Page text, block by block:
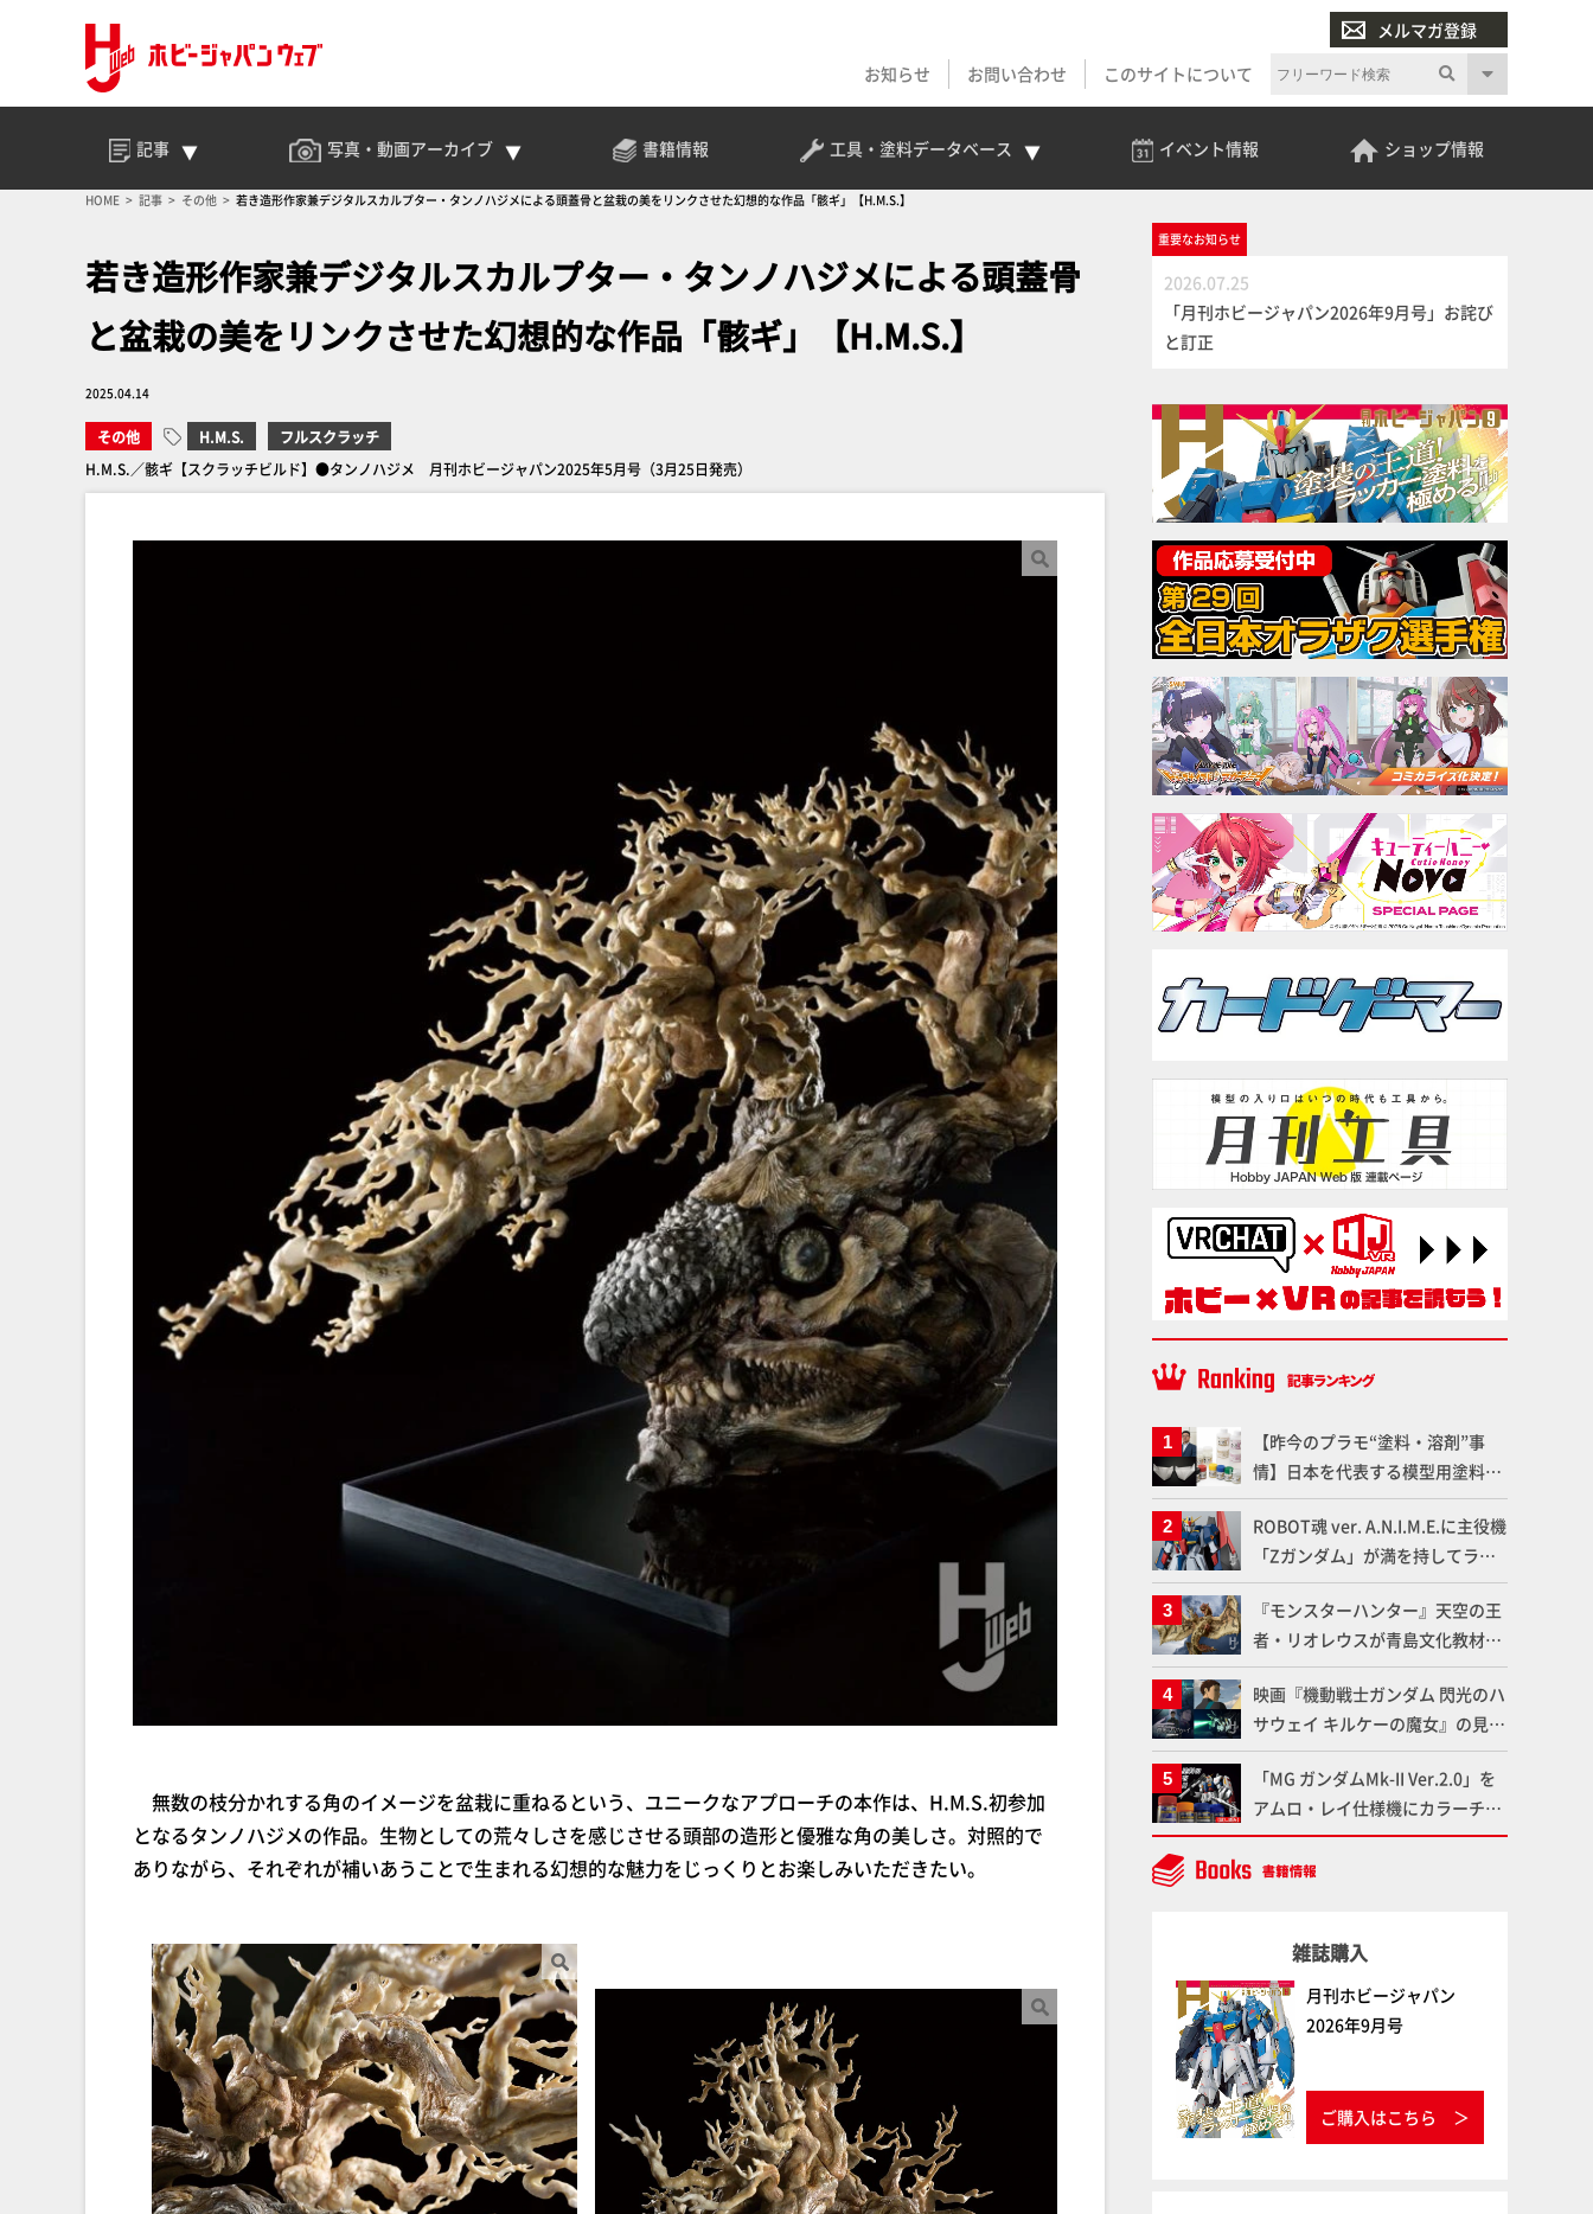
メルマガ登録
お知らせ
お問い合わせ このサイトについて
記事 写真・動画アーカイブ 書籍情報 工具・塗料データベース イベント情報 ショップ情報
HOME 記事 その他 若き造形作家兼デジタルスカルプター・タンノハジメによる頭蓋骨と盆栽の美をリンクさせた幻想的な作品「骸ギ」【H.M.S.】
若き造形作家兼デジタルスカルプター・タンノハジメによる頭蓋骨
と盆栽の美をリンクさせた幻想的な作品「骸ギ」【H.M.S.】
2025.04.14
その他 H.M.S.
フルスクラッチ
H.M.S.／骸ギ【スクラッチビルド】●タンノハジメ 月刊ホビージャパン2025年5月号（3月25日発売）
無数の枝分かれする角のイメージを盆栽に重ねるという、ユニークなアプローチの本作は、H.M.S.初参加
となるタンノハジメの作品。生物としての荒々しさを感じさせる頭部の造形と優雅な角の美しさ。対照的で
ありながら、それぞれが補いあうことで生まれる幻想的な魅力をじっくりとお楽しみいただきたい。
重要なお知らせ
2026.07.25
「月刊ホビージャパン2026年9月号」お詫び
と訂正
【昨今のプラモ“塗料・溶剤”事
情】日本を代表する模型用塗料
「Mr.カラー」やツールメーカー
である「GSIクレオス」が語るラ
ッカー塗料の未来とは？
ROBOT魂 ver. A.N.I.M.E.に主役機
「Zガンダム」が満を持してライ
ンナップ！ウェイブライダーへの
変形、劇中どおりのプロポーショ
ンを再現【機動戦士Zガンダム】
『モンスターハンター』天空の王
者・リオレウスが青島文化教材社
「PLAfig.」にラインナップ！原
型・蟹蟲修造氏の彩色作例で超ハ
イディテールかつ躍動感に満ちた
造形をチェック
映画『機動戦士ガンダム 閃光のハ
サウェイ キルケーの魔女』の見放
題配信が8月31日（月）よりスタ
ート！Prime Videoで国内独占配
信
「MG ガンダムMk-II Ver.2.0」を
アムロ・レイ仕様機にカラーチェ
ンジ!! ラッカー塗料の定番技法を
押さえるだけでハイクオリティの
雑誌購入
月刊ホビージャパン
2026年9月号
ご購入はこちら